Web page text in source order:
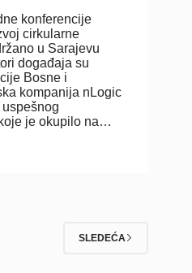
konferencije
cirkularne
u Sarajevu
događaja su
Bosne i
kompanija nLogic
je okupilo na…
SLEDEĆA